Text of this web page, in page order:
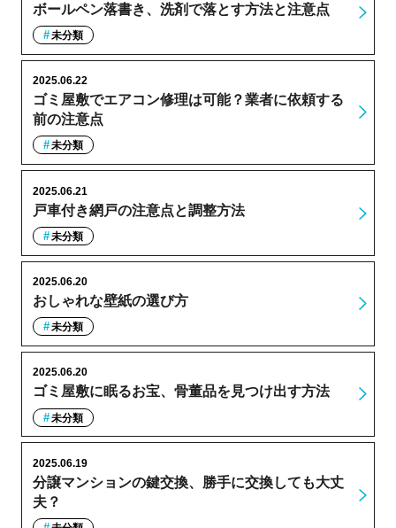
ボールペン落書き、洗剤で落とす方法と注意点
未分類
ゴミ屋敷でエアコン修理は可能？業者に依頼する
前の注意点
2025.06.22
未分類
戸車付き網戸の注意点と調整方法
2025.06.21
未分類
おしゃれな壁紙の選び方
2025.06.20
未分類
ゴミ屋敷に眠るお宝、骨董品を見つけ出す方法
2025.06.20
未分類
分譲マンションの鍵交換、勝手に交換しても大丈
夫？
2025.06.19